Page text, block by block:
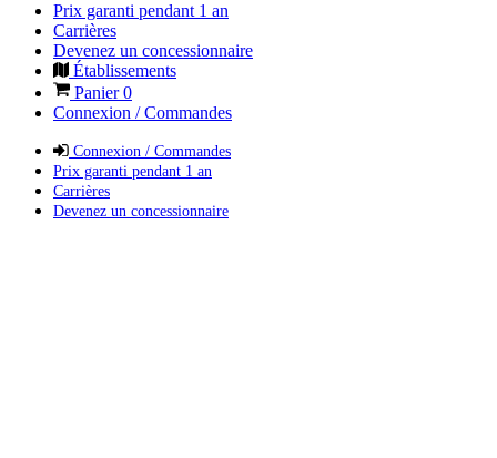
Prix garanti pendant 1 an
Carrières
Devenez un concessionnaire
Établissements
Panier0
Connexion / Commandes
Connexion / Commandes
Prix garanti pendant 1 an
Carrières
Devenez un concessionnaire